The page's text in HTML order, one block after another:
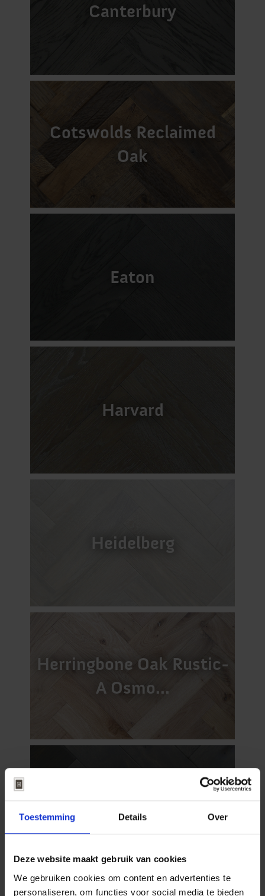
Toestemming Details Over
Deze website maakt gebruik van cookies
We gebruiken cookies om content en advertenties te
personaliseren, om functies voor social media te bieden
Canterbury
Cotswolds Reclaimed
Oak
Eaton
Harvard
Heidelberg
Herringbone Oak Rustic-
A Osmo...
Highlands Antique
Herringbone